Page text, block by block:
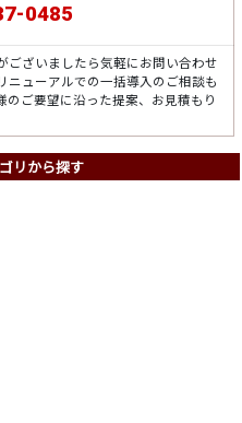
0485
ございましたら気軽にお問い合わせ
ニューアルでの一括導入のご相談も
ご要望に沿った提案、お見積もり
リから探す